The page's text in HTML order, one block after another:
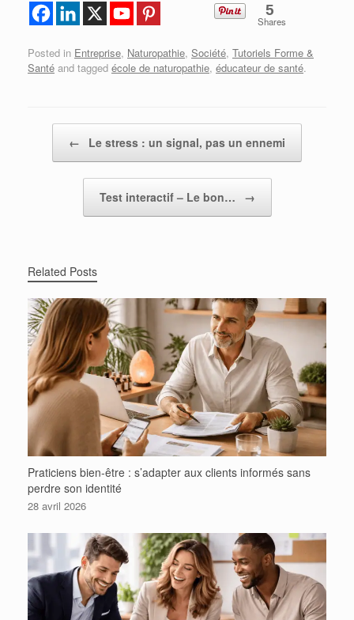
5
Shares
Posted in Entreprise, Naturopathie, Société, Tutoriels Forme &
Santé and tagged école de naturopathie, éducateur de santé.
Post navigation
← Le stress : un signal, pas un ennemi
Test interactif – Le bon… →
Related Posts
Praticiens bien-être : s’adapter aux clients informés sans
perdre son identité
28 avril 2026